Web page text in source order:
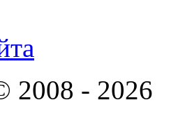
2008 - 2026